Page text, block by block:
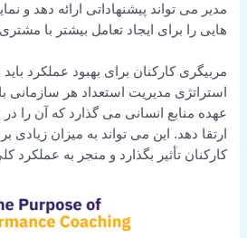
مدیر می تواند پیشنهاداتی ارائه دهد و
هایی را برای ایجاد تعامل بیشتر با مشتری
مربیگری کارکنان برای بهبود عملکرد
استراتژی مدیریت استعداد هر سازمانی
عهده منابع انسانی می گذارد که آن را در
ارتقا دهد. این می تواند به میزان زیادی
کارکنان تأثیر بگذارد و منجر به